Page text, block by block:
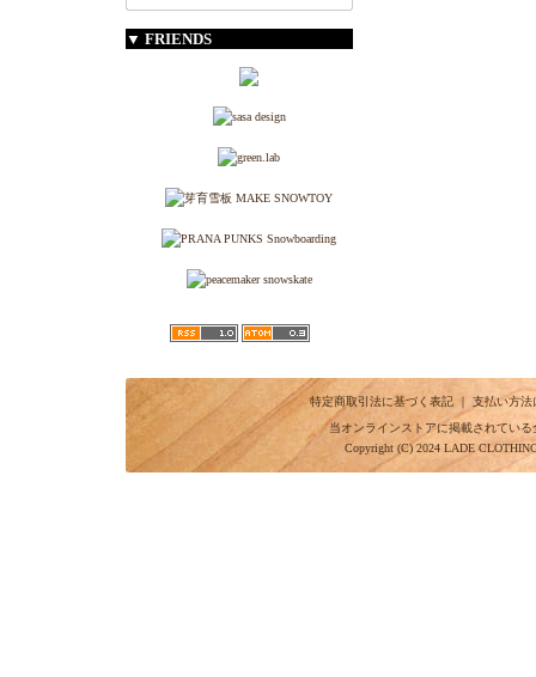
▼ FRIENDS
特定商取引法に基づく表記｜ 支払い方法
当オンラインストアに掲載されてい
Copyright (C) 2024 LADE